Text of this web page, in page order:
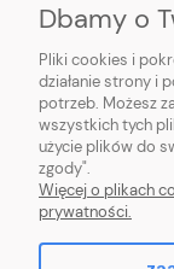
INFORMACJE
O NAS
Dbamy o
Pliki cookies i
działanie strony i
potrzeb. Możesz
wszystkich tych
użycie plików do
zgody".
Więcej o plikach
prywatności.